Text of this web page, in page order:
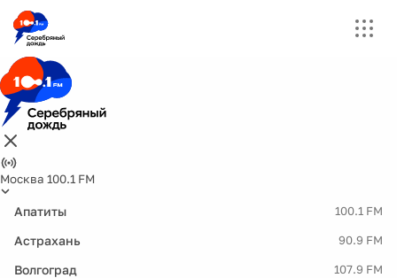
Москва 100.1 FM
Апатиты 100.1 FM
Астрахань 90.9 FM
Волгоград 107.9 FM